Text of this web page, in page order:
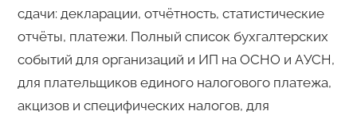
сдачи: декларации, отчётность, статистические
отчёты, платежи. Полный список бухгалтерских
событий для организаций и ИП на ОСНО и АУСН,
для плательщиков единого налогового платежа,
акцизов и специфических налогов, для